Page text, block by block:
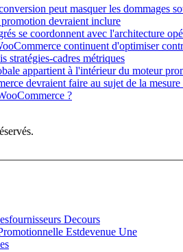
peut masquer les dommages
devraient inclure
se coordonnent avec l'architecture
continuent d'optimiser
stratégies-cadres métriques
appartient à l'intérieur du moteur
devraient faire au sujet de la
?
Decours
Estdevenue Une